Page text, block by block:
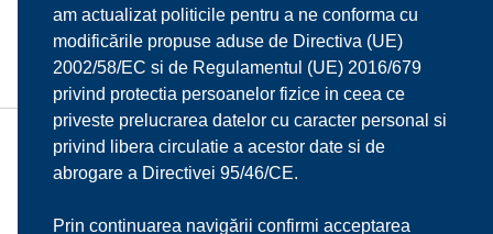
am actualizat politicile pentru a ne conforma cu
modificările propuse aduse de Directiva (UE)
2002/58/EC si de Regulamentul (UE) 2016/679
privind protectia persoanelor fizice in ceea ce
priveste prelucrarea datelor cu caracter personal si
privind libera circulatie a acestor date si de
abrogare a Directivei 95/46/CE.
Prin continuarea navigării confirmi acceptarea
HOME DESPRE NOI MENIU
REZERVARI CONTACT